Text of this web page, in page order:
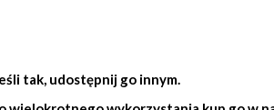
tak, udostępnij go innym.